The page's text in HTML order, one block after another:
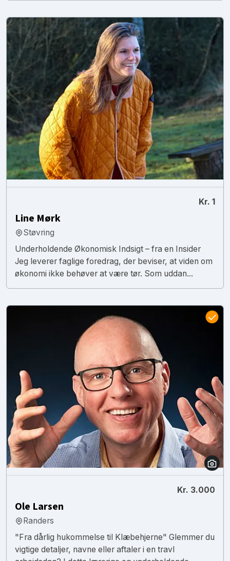
Kr. 1
Line Mørk
Støvring
Underholdende Økonomisk Indsigt – fra en Insider
Jeg leverer faglige foredrag, der beviser, at viden om
økonomi ikke behøver at være tør. Som uddan...
Kr. 3.000
Ole Larsen
Randers
"Fra dårlig hukommelse til Klæbehjerne" Glemmer du
vigtige detaljer, navne eller aftaler i en travl